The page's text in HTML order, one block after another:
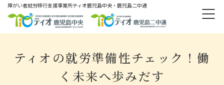
障がい者就労移⾏⽀援事業所ティオ⿅児島中央・鹿児島二中通
ティオの就労準備性チェック！働
く未来へ歩みだす